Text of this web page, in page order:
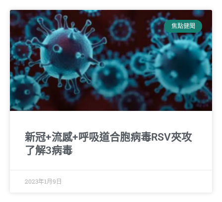
焦點健聞
新冠+流感+呼吸道合胞病毒RSV夾攻
了解3病毒
2023年1月9日